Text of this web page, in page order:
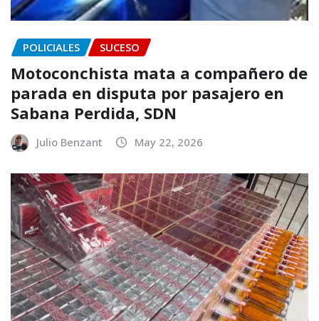
POLICIALES SUCESO
Motoconchista mata a compañero de
parada en disputa por pasajero en
Sabana Perdida, SDN
Julio Benzant May 22, 2026